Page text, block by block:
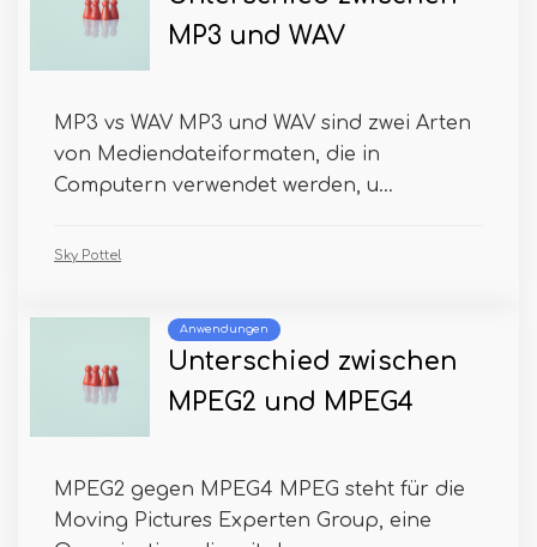
MP3 und WAV
MP3 vs WAV MP3 und WAV sind zwei Arten
von Mediendateiformaten, die in
Computern verwendet werden, u...
Sky Pottel
Anwendungen
Unterschied zwischen
MPEG2 und MPEG4
MPEG2 gegen MPEG4 MPEG steht für die
Moving Pictures Experten Group, eine